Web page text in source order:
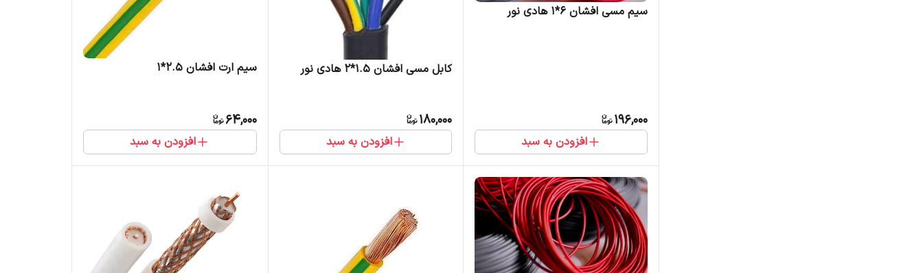
سیم مسی افشان 6*1 هادی نور
196,000
افزودن به سبد
کابل مسی افشان 1.5*2 هادی نور
180,000
افزودن به سبد
سیم ارت افشان 2.5*1
64,000
افزودن به سبد